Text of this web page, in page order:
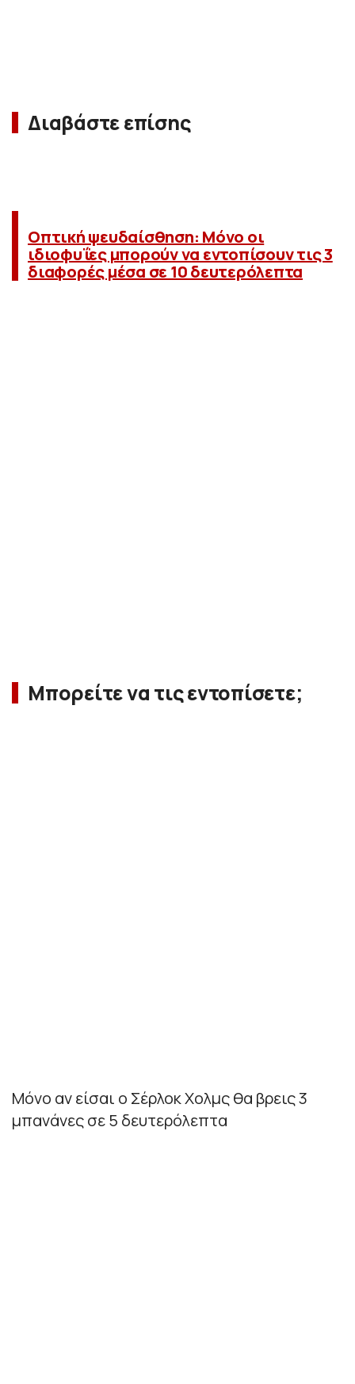
Διαβάστε επίσης
Οπτική ψευδαίσθηση: Μόνο οι
ιδιοφυΐες μπορούν να εντοπίσουν τις 3
διαφορές μέσα σε 10 δευτερόλεπτα
Μπορείτε να τις εντοπίσετε;
Μόνο αν είσαι ο Σέρλοκ Χολμς θα βρεις 3
μπανάνες σε 5 δευτερόλεπτα